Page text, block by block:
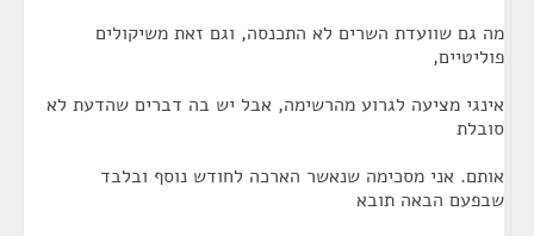
מה גם שוועדת השרים לא התכנסה, וגם זאת משיקולים
פוליטיים,
אינגי מציעה לגרוע מהרשימה, אבל יש בה דברים שהדעת לא
סובלת
אותם. אני מסכימה שנאשר הארכה לחודש נוסף ובלבד
שבפעם הבאה תובא